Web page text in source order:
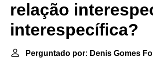
relação
interespecífica?
Perguntado por: Denis Gomes